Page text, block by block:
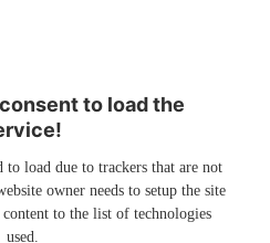
to load the
load due to trackers that are not
owner needs to setup the site
to the list of technologies
used.